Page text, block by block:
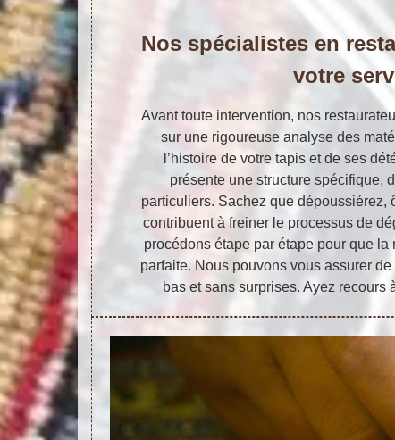
Nos spécialistes en
votre
Avant toute intervention, nos
sur une rigoureuse analyse des
l’histoire de votre tapis et de ses
présente une structure spécifique,
particuliers. Sachez que dépoussiérez,
contribuent à freiner le processus de
procédons étape par étape pour que
parfaite. Nous pouvons vous assurer
bas et sans surprises. Ayez recours